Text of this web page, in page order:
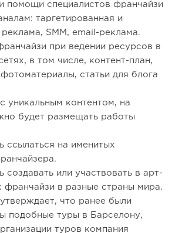
помощи специалистов франчайзи
таргетированная и
реклама, SMM, email-реклама.
при ведении ресурсов в
в том числе, контент-план,
статьи для блога
уникальным контентом, на
будет размещать работы
ссылаться на именитых
создавать или участвовать в арт-
франчайзи в разные страны мира.
что ранее были
подобные туры в Барселону,
туров компания